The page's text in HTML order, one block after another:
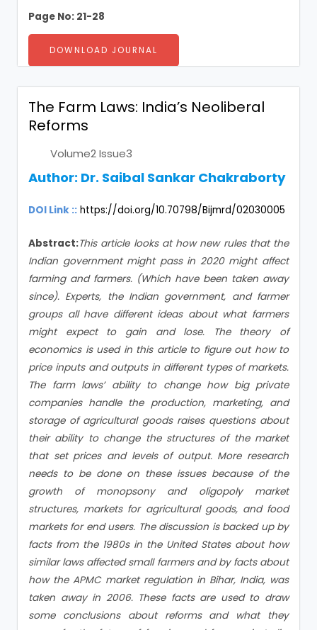
Page No: 21-28
DOWNLOAD JOURNAL
The Farm Laws: India’s Neoliberal
Reforms
Volume2 Issue3
Author: Dr. Saibal Sankar Chakraborty
DOI Link :: https://doi.org/10.70798/Bijmrd/02030005
Abstract:This article looks at how new rules that the
Indian government might pass in 2020 might affect
farming and farmers. (Which have been taken away
since). Experts, the Indian government, and farmer
groups all have different ideas about what farmers
might expect to gain and lose. The theory of
economics is used in this article to figure out how to
price inputs and outputs in different types of markets.
The farm laws’ ability to change how big private
companies handle the production, marketing, and
storage of agricultural goods raises questions about
their ability to change the structures of the market
that set prices and levels of output. More research
needs to be done on these issues because of the
growth of monopsony and oligopoly market
structures, markets for agricultural goods, and food
markets for end users. The discussion is backed up by
facts from the 1980s in the United States about how
similar laws affected small farmers and by facts about
how the APMC market regulation in Bihar, India, was
taken away in 2006. These facts are used to draw
some conclusions about reforms and what they